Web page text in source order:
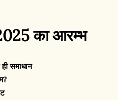
का आरम्भ
समाधान